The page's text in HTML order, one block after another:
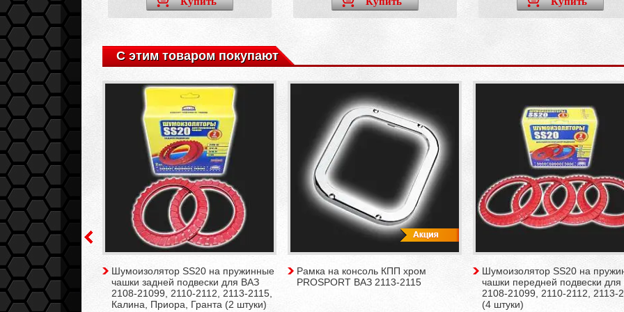
С этим товаром покупают
замка двери
2108-21099,
(1 штука)
Шумоизолятор SS20 на пружинные
чашки задней подвески для ВАЗ
2108-21099, 2110-2112, 2113-2115,
Калина, Приора, Гранта (2 штуки)
Рамка на консоль КПП хром
PROSPORT ВАЗ 2113-2115
Шумоизолятор SS20 на
чашки передней подвески
2108-21099, 2110-2112, 2113-
(4 штуки)